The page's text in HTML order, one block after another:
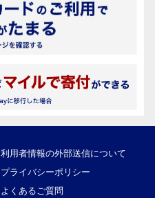
利用者情報の外部送信について
プライバシーポリシー
よくあるご質問